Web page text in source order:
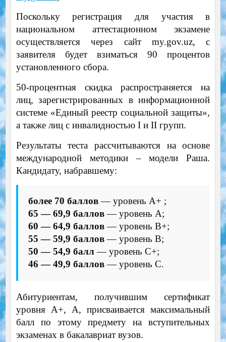
Поскольку регистрация для участия в
национальном аттестационном экзамене
осуществляется через сайт my.gov.uz, с
заявителя будет взиматься 90 процентов
установленного сбора.
50-процентная скидка распространяется на
лиц, зарегистрированных в информационной
системе «Единый реестр социальной защиты»,
а также лиц с инвалидностью I и II групп.
Результаты теста рассчитываются на основе
международной методики – модели Раша.
Кандидату, набравшему:
более 70 баллов— уровень А+ ;
65 — 69,9 баллов— уровень А;
60 — 64,9 баллов— уровень B+;
55 — 59,9 баллов— уровень B;
50 — 54,9 балл— уровень C+;
46 — 49,9 баллов— уровень C.
Абитуриентам, получившим сертификат
уровня A+, A, присваивается максимальный
балл по этому предмету на вступительных
экзаменах в бакалавриат вузов.